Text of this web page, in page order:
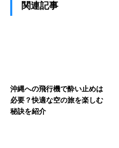
関連記事
沖縄への飛行機で酔い止めは
必要？快適な空の旅を楽しむ
秘訣を紹介